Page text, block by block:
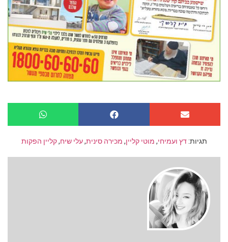
תגיות: דץ ועמיחי, מוטי קליין, מכירה סינית,עלי שיח,קליין הפקות